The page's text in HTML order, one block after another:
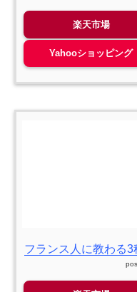
楽天市場
Yahooショッピング
フランス人に教わる3